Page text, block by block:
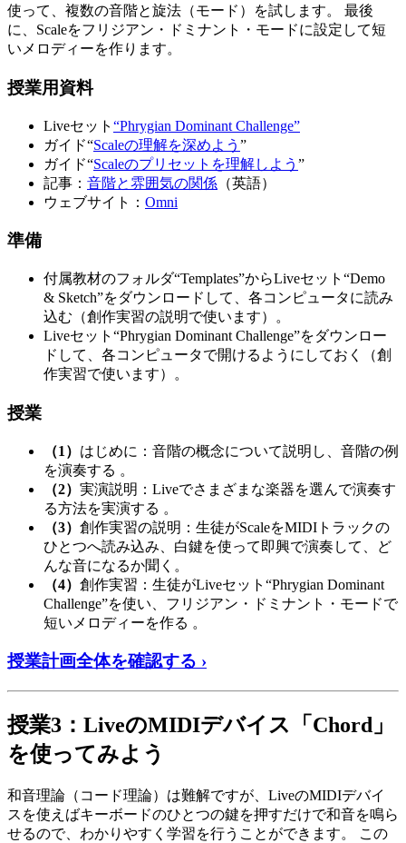
使って、複数の音階と旋法（モード）を試します。 最後
に、Scaleをフリジアン・ドミナント・モードに設定して短
いメロディーを作ります。
授業用資料
Liveセット “Phrygian Dominant Challenge”
ガイド“Scaleの理解を深めよう ”
ガイド“Scaleのプリセットを理解しよう ”
記事： 音階と雰囲気の関係 （英語）
ウェブサイト： Omni
準備
付属教材のフォルダ“Templates”からLiveセット“Demo
& Sketch”をダウンロードして、各コンピュータに読み
込む（創作実習の説明で使います）。
Liveセット“Phrygian Dominant Challenge”をダウンロー
ドして、各コンピュータで開けるようにしておく（創
作実習で使います）。
授業
（1） はじめに：音階の概念について説明し、音階の例
を演奏する 。
（2） 実演説明：Liveでさまざまな楽器を選んで演奏す
る方法を実演する 。
（3） 創作実習の説明：生徒がScaleをMIDIトラックの
ひとつへ読み込み、白鍵を使って即興で演奏して、ど
んな音になるか聞く。
（4） 創作実習：生徒がLiveセット“Phrygian Dominant
Challenge”を使い、フリジアン・ドミナント・モードで
短いメロディーを作る 。
授業計画全体を確認する ›
授業3：LiveのMIDIデバイス「Chord」
を使ってみよう
和音理論（コード理論）は難解ですが、LiveのMIDIデバイ
スを使えばキーボードのひとつの鍵を押すだけで和音を鳴ら
せるので、わかりやすく学習を行うことができます。 この